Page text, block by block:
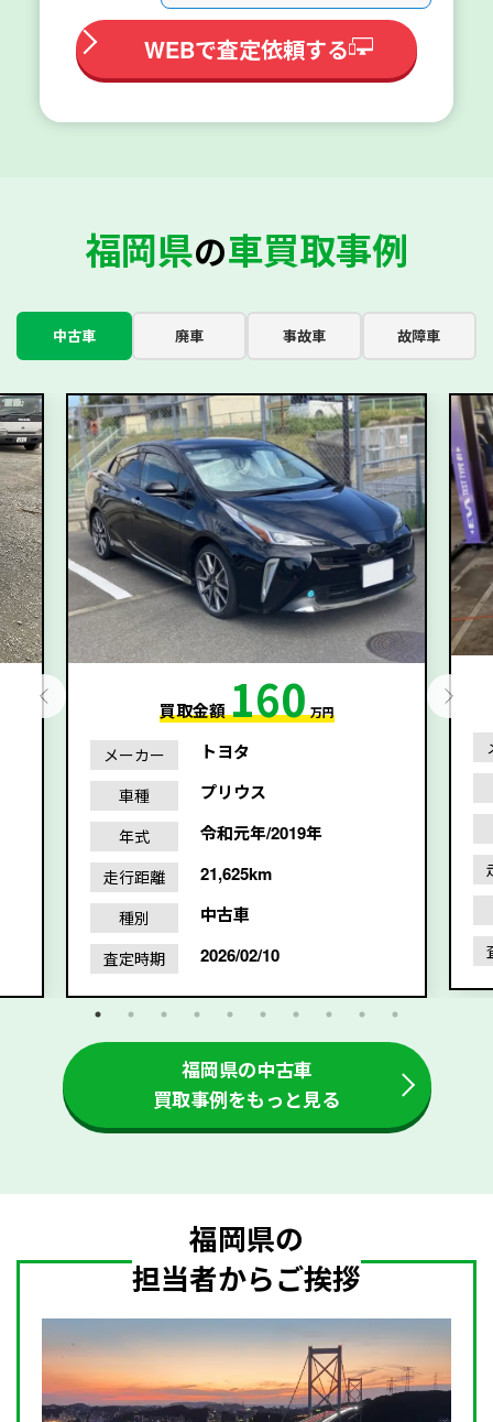
WEBで査定依頼する
福岡県の車買取事例
中古車 廃車 事故車 故障車
買取金額160 万円
メーカー トヨタ
車種 プリウス
年式 令和元年/2019年
走行距離 21,625km
種別 中古車
査定時期 2026/02/10
福岡県の中古車
買取事例をもっと見る
福岡県の
担当者からご挨拶